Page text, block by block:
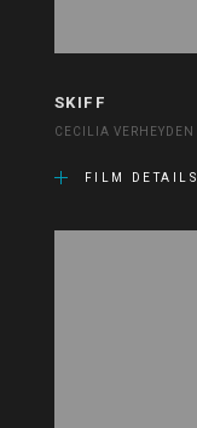
SKIFF
CECILIA VERHEYDEN
FILM DETAILS